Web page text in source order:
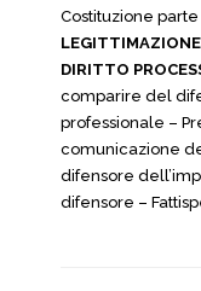
Costituzione
DIRITTO
comparire del
professionale –
comunicazione
difensore
difensore –